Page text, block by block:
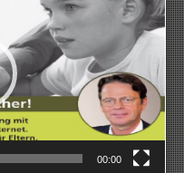
00:00